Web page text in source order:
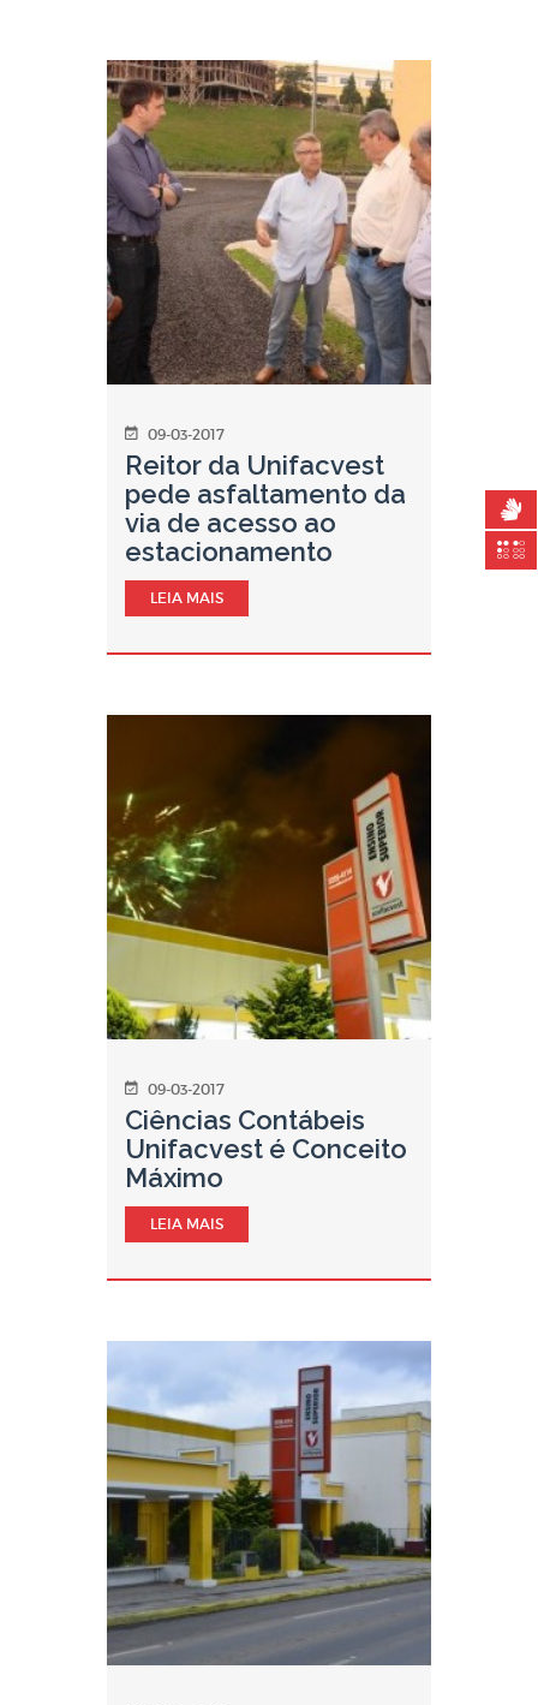
09-03-2017
Reitor da Unifacvest
pede asfaltamento da
via de acesso ao
estacionamento
LEIA MAIS
09-03-2017
Ciências Contábeis
Unifacvest é Conceito
Máximo
LEIA MAIS